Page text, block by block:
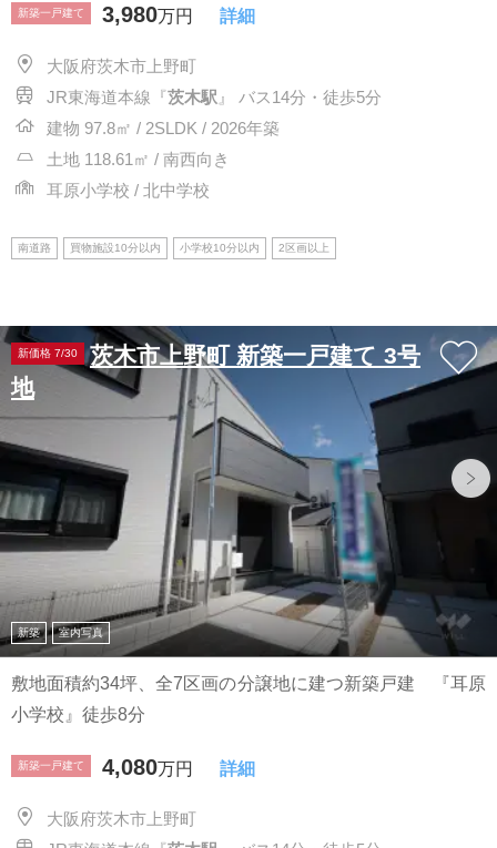
新築一戸建て 3,980万円 詳細
大阪府茨木市上野町
JR東海道本線『茨木駅 』 バス14分・徒歩5分
建物 97.8㎡ / 2SLDK / 2026年築
土地 118.61㎡ / 南西向き
耳原小学校 / 北中学校
南道路 買物施設10分以内 小学校10分以内 2区画以上
新価格 7/30
茨木市上野町 新築一戸建て 3号
地
新築 室内写真
敷地面積約34坪、全7区画の分譲地に建つ新築戸建 『耳原
小学校』徒歩8分
新築一戸建て 4,080万円 詳細
大阪府茨木市上野町